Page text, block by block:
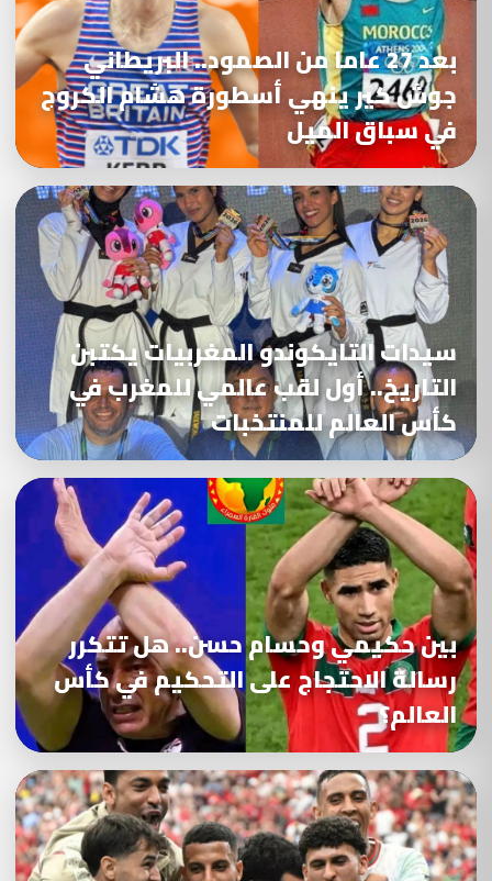
بعد 27 عاما من الصمود.. البريطاني
جوش كير ينهي أسطورة هشام الكروج
في سباق الميل
سيدات التايكوندو المغربيات يكتبن
التاريخ.. أول لقب عالمي للمغرب في
كأس العالم للمنتخبات
بين حكيمي وحسام حسن.. هل تتكرر
رسالة الاحتجاج على التحكيم في كأس
العالم؟